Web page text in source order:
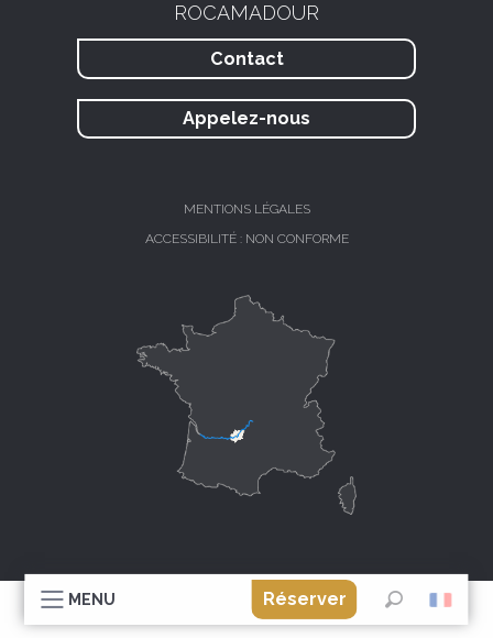
MENU
Réserver
Recherche
ROCAMADOUR
Contact
Appelez-nous
MENTIONS LÉGALES
ACCESSIBILITÉ : NON CONFORME